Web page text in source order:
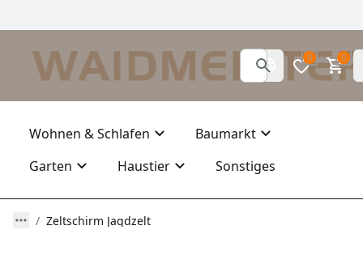
0 0
Wohnen & Schlafen
Baumarkt
Garten
Haustier Sonstiges
Zeltschirm Jagdzelt